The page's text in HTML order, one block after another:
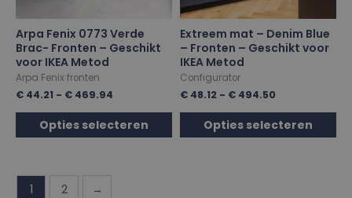
Arpa Fenix 0773 Verde
Brac- Fronten – Geschikt
voor IKEA Metod
Arpa Fenix fronten
€ 44.21 - € 469.94
Opties selecteren
Extreem mat – Denim Blue
– Fronten – Geschikt voor
IKEA Metod
Configurator
€ 48.12 - € 494.50
Opties selecteren
1 2 →